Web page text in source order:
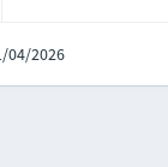
04/2026